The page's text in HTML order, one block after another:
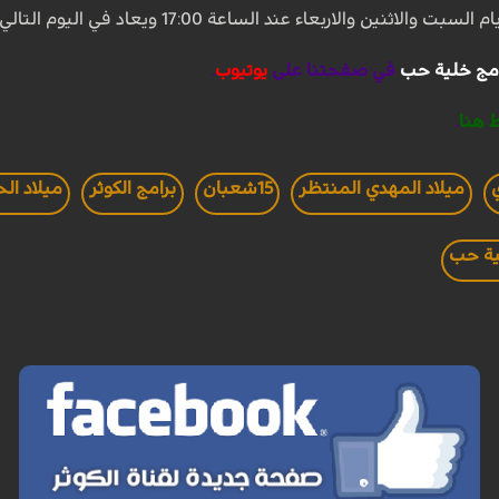
الساعة 17:00 ويعاد في اليوم التالي عند الساعة 12:05 بتوقيت مكة المكرمة.
خلية حب في صفحتنا علی يوتيوب.
هنا.
ميلاد المهدي المنتظر 15شعبان برامج الكوثر ميلاد
حب